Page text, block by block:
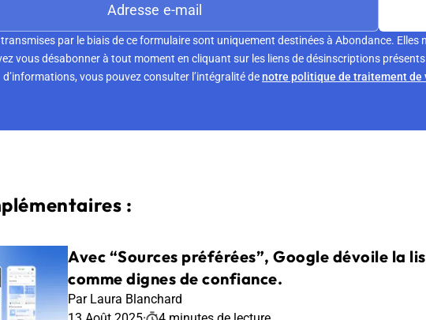
par le biais de ce formulaire sont uniquement destinées à Abondance. Elles
vous désabonner à tout moment en cliquant sur les liens de désinscriptions
d’informations, vous pouvez consulter l’intégralité denotre politique de traitement de
:
Avec “Sources préférées”, Google dévoile la
comme dignes de confiance.
Par Laura Blanchard